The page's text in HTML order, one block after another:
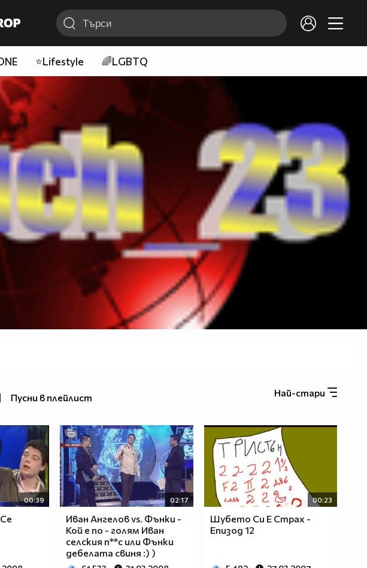
⭐Lifestyle 🌈LGBTQ
| Пусни в плейлист Най-стари
00:39 02:17
Иван Ангелов vs. Фънки -
Кой е по - голям Иван
селския п**с или Фънки
дебелата свиня :) )
00:23
Шубето Си Е Страх -
Епизод 12